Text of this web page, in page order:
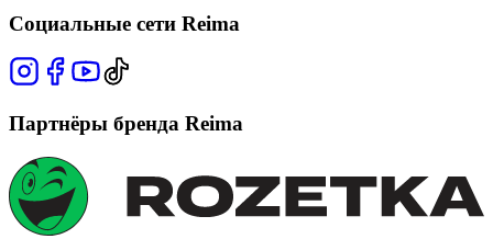
Социальные сети Reima
Партнёры бренда Reima